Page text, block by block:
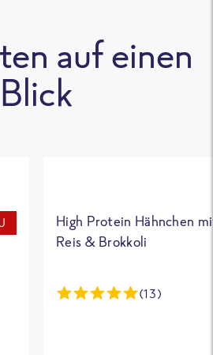
auf einen
Blick
High Protein Hähnchen
Reis & Brokkoli
(13)